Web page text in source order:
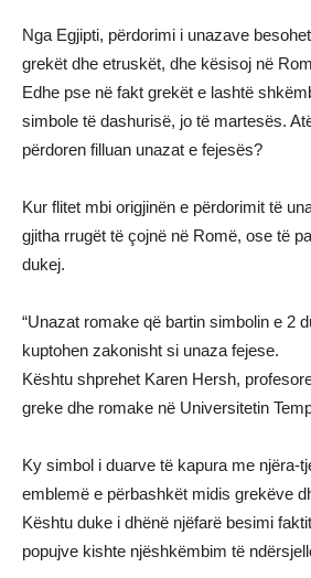
Nga Egjipti, përdorimi i unazave
grekët dhe etruskët, dhe kësisoj në
Edhe pse në fakt grekët e lashtë
simbole të dashurisë, jo të martesës.
përdoren filluan unazat e fejesës?
Kur flitet mbi origjinën e përdorimit të
gjitha rrugët të çojnë në Romë, ose të
dukej.
“Unazat romake që bartin simbolin e 2
kuptohen zakonisht si unaza fejese.
Kështu shprehet Karen Hersh,
greke dhe romake në Universitetin
Ky simbol i duarve të kapura me njëra-
emblemë e përbashkët midis grekëve
Kështu duke i dhënë njëfarë besimi
popujve kishte njëshkëmbim të